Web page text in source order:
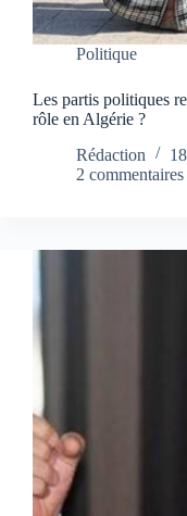
Politique
Les partis politiques
rôle en Algérie ?
Rédaction
2 commentaires